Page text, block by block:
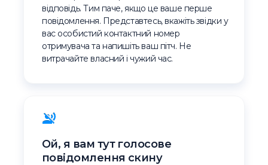
відповідь. Тим паче, якщо це ваше перше
повідомлення. Представтесь, вкажіть звідки у
вас особистий контактний номер
отримувача та напишіть ваш пітч. Не
витрачайте власний і чужий час.
Ой, я вам тут голосове
повідомлення скину